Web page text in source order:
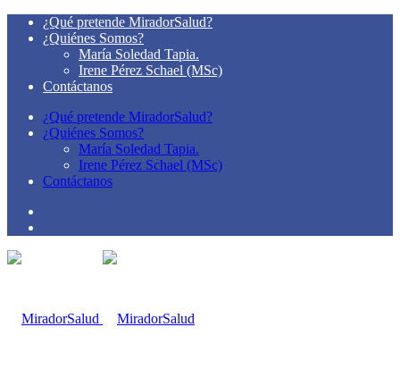
¿Qué pretende MiradorSalud?
¿Quiénes Somos?
María Soledad Tapia.
Irene Pérez Schael (MSc)
Contáctanos
¿Qué pretende MiradorSalud?
¿Quiénes Somos?
María Soledad Tapia.
Irene Pérez Schael (MSc)
Contáctanos